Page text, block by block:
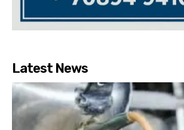
Latest News